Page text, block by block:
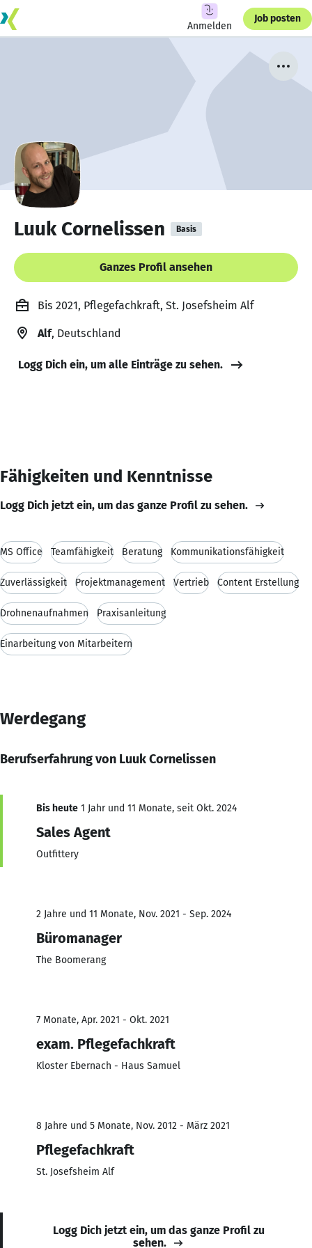
Anmelden
Job posten
Luuk Cornelissen Basis
Ganzes Profil ansehen
Bis 2021, Pflegefachkraft, St. Josefsheim Alf
Alf, Deutschland
Logg Dich ein, um alle Einträge zu sehen.
Fähigkeiten und Kenntnisse
Logg Dich jetzt ein, um das ganze Profil zu sehen.
MS Office Teamfähigkeit Beratung Kommunikationsfähigkeit
Zuverlässigkeit Projektmanagement Vertrieb Content Erstellung
Drohnenaufnahmen Praxisanleitung
Einarbeitung von Mitarbeitern
Werdegang
Berufserfahrung von Luuk Cornelissen
Bis heute 1 Jahr und 11 Monate, seit Okt. 2024
Sales Agent
Outfittery
2 Jahre und 11 Monate, Nov. 2021 - Sep. 2024
Büromanager
The Boomerang
7 Monate, Apr. 2021 - Okt. 2021
exam. Pflegefachkraft
Kloster Ebernach - Haus Samuel
8 Jahre und 5 Monate, Nov. 2012 - März 2021
Pflegefachkraft
St. Josefsheim Alf
Logg Dich jetzt ein, um das ganze Profil zu
sehen.